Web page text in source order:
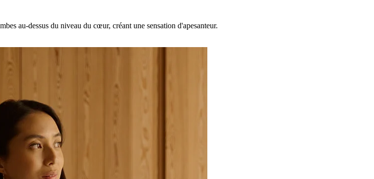
au-dessus du niveau du cœur, créant une sensation d'apesanteur.